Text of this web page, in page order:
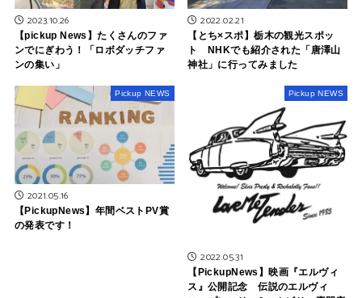
2023.10.26
【pickup News】たくさんのファ
ンでにぎわう！「ロボダッチファ
ンの集い」
2022.02.21
【とち×スポ】栃木の観光スポッ
ト NHKでも紹介された「唐澤山
神社」に行ってみました
Pickup NEWS
2021.05.16
【PickupNews】年間ベストPV賞
の発表です！
Pickup NEWS
2022.05.31
【PickupNews】映画『エルヴィ
ス』公開記念 伝説のエルヴィ